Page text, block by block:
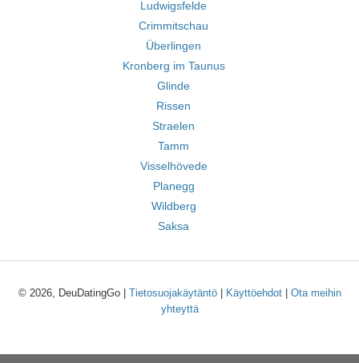
Ludwigsfelde
Crimmitschau
Überlingen
Kronberg im Taunus
Glinde
Rissen
Straelen
Tamm
Visselhövede
Planegg
Wildberg
Saksa
© 2026, DeuDatingGo | Tietosuojakäytäntö| Käyttöehdot| Ota meihin
yhteyttä